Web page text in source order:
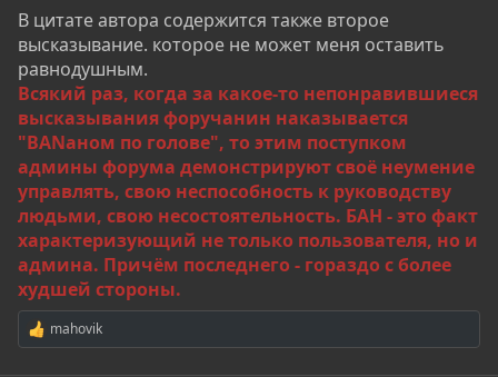
Многие хотят всего и сразу, требуют готовые
ссылки на материалы, ждут, что за них всё найдут.
Чаще всего они получают логичный ответ: "Гугли!".
После этого следует волна либо гнева, либо
типичная фраза вроде: "Ну понятно, никакие вы не
эксперты, раз ответить не можете, ничего вы не
знаете!". За этим, как правило, следует мгновенный
бан, и на этом всё заканчивается.
Мне совершенно непонятно, почему некоторые
считают, что им кто-то что-то обязан: отвечать,
делиться, помогать. Стоит запомнить раз и
навсегда: никто тебе ничего не должен. Если
человек захочет – поможет, не захочет – справляйся
В цитате автора содержится также второе
высказывание. которое не может меня оставить
равнодушным.
Всякий раз, когда за какое-то непонравившиеся
высказывания форучанин наказывается
"BANаном по голове", то этим поступком
админы форума демонстрируют своё неумение
управлять, свою неспособность к руководству
людьми, свою несостоятельность. БАН - это факт
характеризующий не только пользователя, но и
админа. Причём последнего - гораздо с более
худшей стороны.
Р
е
а
mahovik